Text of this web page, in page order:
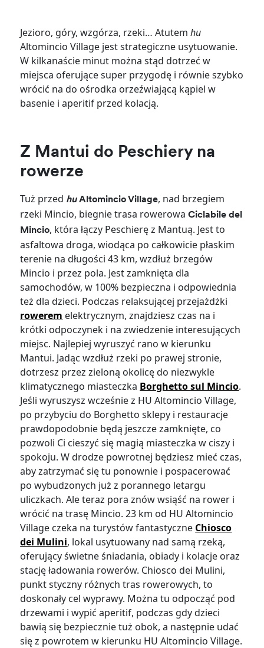
Jezioro, góry, wzgórza, rzeki… Atutemhu
Altomincio Village jest strategiczne usytuowanie.
W kilkanaście minut można stąd dotrzeć w
miejsca oferujące super przygodę i równie szybko
wrócić na do ośrodka orzeźwiającą kąpiel w
basenie i aperitif przed kolacją.
Z Mantui do Peschiery na
rowerze
Tuż przed huAltomincio Village, nad brzegiem
rzeki Mincio, biegnie trasa rowerowaCiclabile del
Mincio, która łączy Peschierę z Mantuą. Jest to
asfaltowa droga, wiodąca po całkowicie płaskim
terenie na długości 43 km, wzdłuż brzegów
Mincio i przez pola. Jest zamknięta dla
samochodów, w 100% bezpieczna i odpowiednia
też dla dzieci. Podczas relaksującej przejażdżki
rowerem elektrycznym, znajdziesz czas na i
krótki odpoczynek i na zwiedzenie interesujących
miejsc. Najlepiej wyruszyć rano w kierunku
Mantui. Jadąc wzdłuż rzeki po prawej stronie,
dotrzesz przez zieloną okolicę do niezwykle
klimatycznego miasteczka Borghetto sul Mincio.
Jeśli wyruszysz wcześnie z HU Altomincio Village,
po przybyciu do Borghetto sklepy i restauracje
prawdopodobnie będą jeszcze zamknięte, co
pozwoli Ci cieszyć się magią miasteczka w ciszy i
spokoju. W drodze powrotnej będziesz mieć czas,
aby zatrzymać się tu ponownie i pospacerować
po wybudzonych już z porannego letargu
uliczkach. Ale teraz pora znów wsiąść na rower i
wrócić na trasę Mincio. 23 km od HU Altomincio
Village czeka na turystów fantastyczne Chiosco
dei Mulini, lokal usytuowany nad samą rzeką,
oferujący świetne śniadania, obiady i kolacje oraz
stację ładowania rowerów. Chiosco dei Mulini,
punkt styczny różnych tras rowerowych, to
doskonały cel wyprawy. Można tu odpocząć pod
drzewami i wypić aperitif, podczas gdy dzieci
bawią się bezpiecznie tuż obok, a następnie udać
się z powrotem w kierunku HU Altomincio Village.